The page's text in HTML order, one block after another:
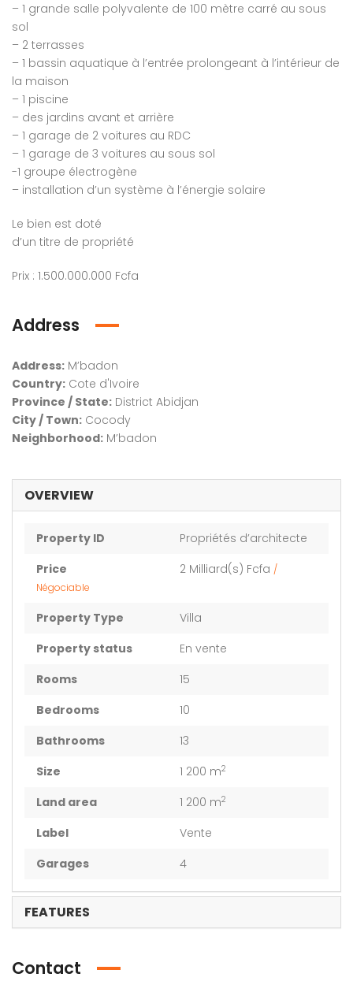
– 1 grande salle polyvalente de 100 mètre carré au sous
sol
– 2 terrasses
– 1 bassin aquatique à l’entrée prolongeant à l’intérieur de
la maison
– 1 piscine
– des jardins avant et arrière
– 1 garage de 2 voitures au RDC
– 1 garage de 3 voitures au sous sol
-1 groupe électrogène
– installation d’un système à l’énergie solaire
Le bien est doté
d’un titre de propriété
Prix : 1.500.000.000 Fcfa
Address
Address: M’badon
Country: Cote d'Ivoire
Province / State: District Abidjan
City / Town: Cocody
Neighborhood: M’badon
OVERVIEW
Property ID
Propriétés d’architecte
Price
2 Milliard(s) Fcfa /
Négociable
Property Type
Villa
Property status
En vente
Rooms
15
Bedrooms
10
Bathrooms
13
Size
1 200 m2
Land area 1 200 m2
Label
Vente
Garages
4
FEATURES
Contact